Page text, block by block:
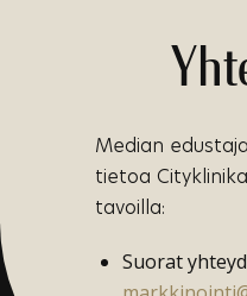
Median
tietoa
tavoilla:
Suorat